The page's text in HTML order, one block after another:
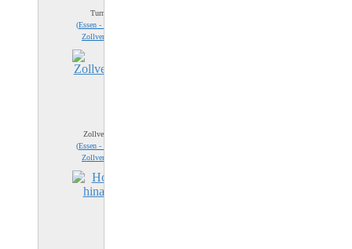
Turm
(Essen - Zeche
Zollverein
Zollverein
(Essen - Zeche
Zollverein